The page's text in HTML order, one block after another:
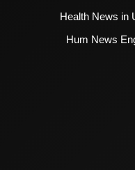
Health News in
Hum News